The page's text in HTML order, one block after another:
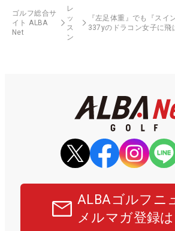
ゴルフ総合サ
イト ALBA
Net
レ
ッ
ス
ン
『左足体重』でも『ス
337yのドラコン女子に飛
ALBAゴルフニ
メルマガ登録